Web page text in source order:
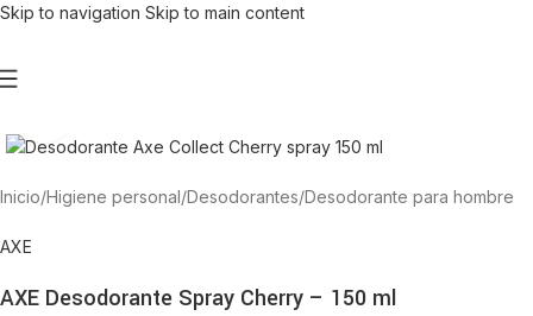
Skip to navigation Skip to main content
Inicio/Higiene personal/Desodorantes/Desodorante para hombre
AXE
AXE Desodorante Spray Cherry – 150 ml